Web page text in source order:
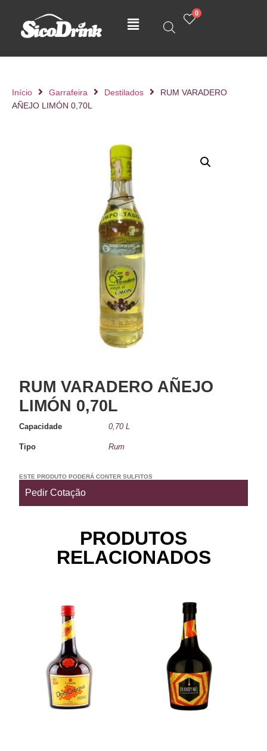
0
Início Garrafeira Destilados
RUM VARADERO
AÑEJO LIMÓN 0,70L
RUM VARADERO AÑEJO
LIMÓN 0,70L
Capacidade 0,70 L
Tipo Rum
ESTE PRODUTO PODERÁ CONTER SULFITOS
Pedir Cotação
PRODUTOS
RELACIONADOS